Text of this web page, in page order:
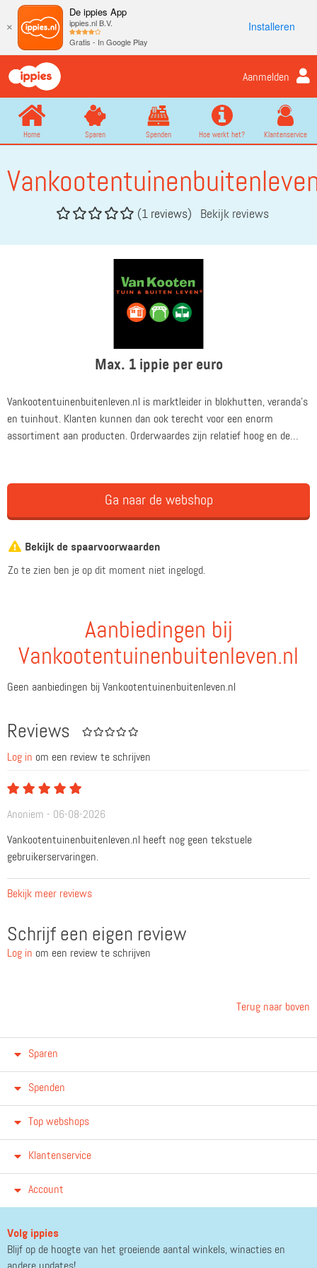
×
De ippies App
ippies.nl B.V.
Gratis - In Google Play
Installeren
Aanmelden
Home Sparen Spenden Hoe werkt het? Klantenservice
(1 reviews) Bekijk reviews
Max. 1 ippie per euro
Vankootentuinenbuitenleven.nl is marktleider in blokhutten, veranda's
en tuinhout. Klanten kunnen dan ook terecht voor een enorm
assortiment aan producten. Orderwaardes zijn relatief hoog en de
Ga naar de webshop
Bekijk de spaarvoorwaarden
Zo te zien ben je op dit moment niet ingelogd.
Aanbiedingen bij
Vankootentuinenbuitenleven.nl
Geen aanbiedingen bij Vankootentuinenbuitenleven.nl
Reviews
Log in om een review te schrijven
Anoniem - 06-08-2026
Vankootentuinenbuitenleven.nl heeft nog geen tekstuele
gebruikerservaringen.
Bekijk meer reviews
Schrijf een eigen review
Log in om een review te schrijven
Terug naar boven
Sparen
Spenden
Top webshops
Klantenservice
Account
Volg ippies
Blijf op de hoogte van het groeiende aantal winkels, winacties en